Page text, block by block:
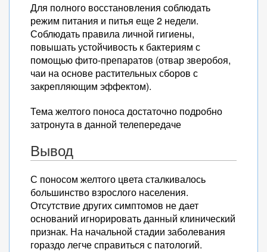
Для полного восстановления соблюдать
режим питания и питья еще 2 недели.
Соблюдать правила личной гигиены,
повышать устойчивость к бактериям с
помощью фито-препаратов (отвар зверобоя,
чаи на основе растительных сборов с
закрепляющим эффектом).
Тема желтого поноса достаточно подробно
затронута в данной телепередаче
Вывод
С поносом желтого цвета сталкивалось
большинство взрослого населения.
Отсутствие других симптомов не дает
оснований игнорировать данный клинический
признак. На начальной стадии заболевания
гораздо легче справиться с патологий.